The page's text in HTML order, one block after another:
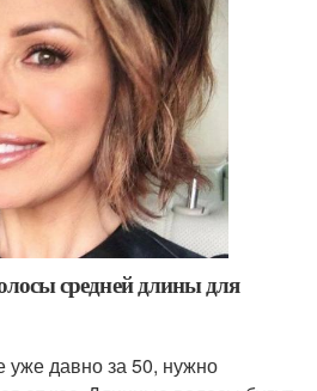
средней длины для
давно за 50, нужно